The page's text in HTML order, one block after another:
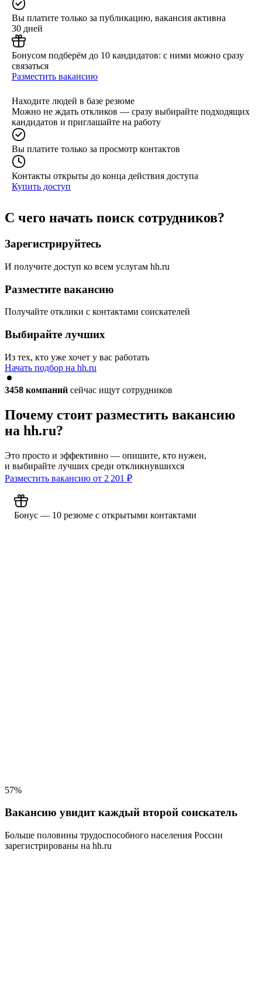
Вы платите только за публикацию, вакансия активна
30 дней
Бонусом подберём до 10 кандидатов: с ними можно сразу
связаться
Разместить вакансию
Находите людей в базе резюме
Можно не ждать откликов — сразу выбирайте подходящих
кандидатов и приглашайте на работу
Вы платите только за просмотр контактов
Контакты открыты до конца действия доступа
Купить доступ
С чего начать поиск сотрудников?
Зарегистрируйтесь
И получите доступ ко всем услугам hh.ru
Разместите вакансию
Получайте отклики с контактами соискателей
Выбирайте лучших
Из тех, кто уже хочет у вас работать
Начать подбор на hh.ru
3458 компаний сейчас ищут сотрудников
Почему стоит разместить вакансию
на hh.ru?
Это просто и эффективно — опишите, кто нужен,
и выбирайте лучших среди откликнувшихся
Разместить вакансию от 2 201 ₽
Бонус — 10 резюме с открытыми контактами
57%
Вакансию увидит каждый второй соискатель
Больше половины трудоспособного населения России
зарегистрированы на hh.ru